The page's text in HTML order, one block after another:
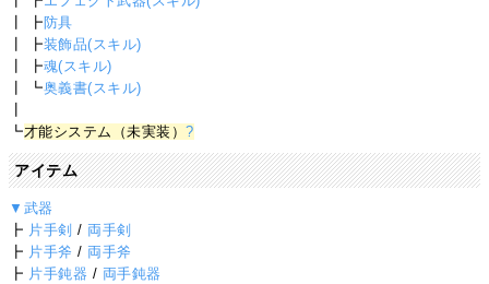
┃ ┣防具
┃ ┣装飾品(スキル)
┃ ┣魂(スキル)
┃ ┗奥義書(スキル)
┗才能システム（未実装）?
アイテム
▼武器
┣ 片手剣 / 両手剣
┣ 片手斧 / 両手斧
┣ 片手鈍器 / 両手鈍器